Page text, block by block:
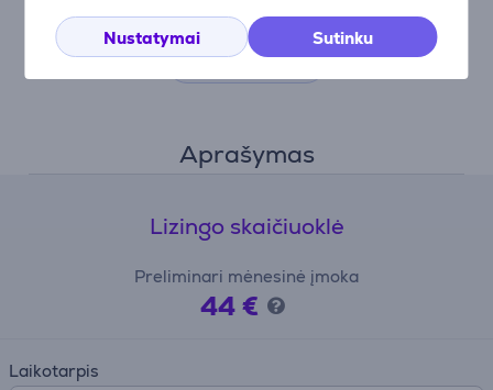
Nustatymai Sutinku
išsamaus šios prekės aprašymo.
Nustatymai
Aprašymas
Lizingo skaičiuoklė
Preliminari mėnesinė įmoka
44 €
Laikotarpis